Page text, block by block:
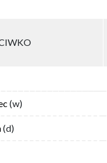
(w)
(d)
(w)
(d)